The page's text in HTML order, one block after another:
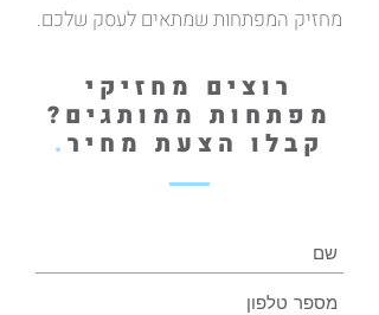
מחזיק המפתחות שמתאים לעסק שלכם.
רוצים מחזיקי
מפתחות ממותגים?
קבלו הצעת מחיר .